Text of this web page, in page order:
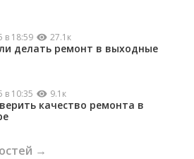
в 18:59 27.1к
делать ремонт в выходные
в 10:35 9.1к
качество ремонта в
→